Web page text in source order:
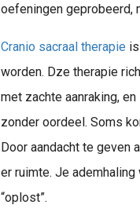
oefeningen geprobeerd,
Cranio sacraal therapie
worden. Dze therapie
met zachte aanraking,
zonder oordeel. Soms
Door aandacht te geven
er ruimte. Je
“oplost”.